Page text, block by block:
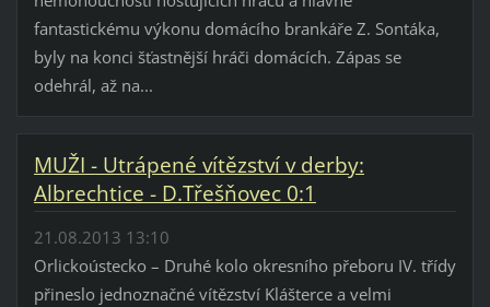
fantastickému výkonu domácího brankáře Z. Sontáka,
byly na konci šťastnější hráči domácích. Zápas se
odehrál, až na...
MUŽI - Utrápené vítězství v derby:
Albrechtice - D.Třešňovec 0:1
21.08.2013 13:10
Orlickoústecko – Druhé kolo okresního přeboru IV. třídy
přineslo jednoznačné vítězství Klášterce a velmi